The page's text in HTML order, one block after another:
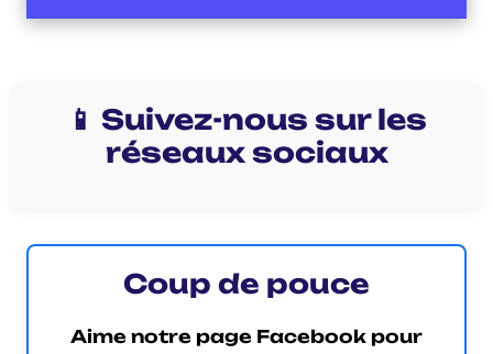
📱 Suivez-nous sur les
réseaux sociaux
Coup de pouce
Aime notre page Facebook pour